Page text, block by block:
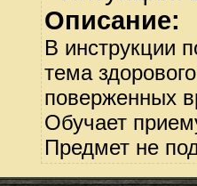
Описание:
В инструкции
тема
поверженных
Обучает
Предмет не